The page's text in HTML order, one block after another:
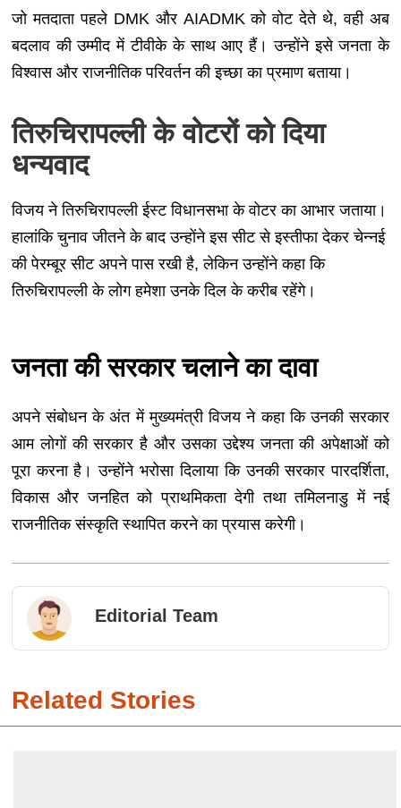
जो मतदाता पहले DMK और AIADMK को वोट देते थे, वही अब
बदलाव की उम्मीद में टीवीके के साथ आए हैं। उन्होंने इसे जनता के
विश्वास और राजनीतिक परिवर्तन की इच्छा का प्रमाण बताया।
तिरुचिरापल्ली के वोटरों को दिया
धन्यवाद
विजय ने तिरुचिरापल्ली ईस्ट विधानसभा के वोटर का आभार जताया।
हालांकि चुनाव जीतने के बाद उन्होंने इस सीट से इस्तीफा देकर चेन्नई
की पेरम्बूर सीट अपने पास रखी है, लेकिन उन्होंने कहा कि
तिरुचिरापल्ली के लोग हमेशा उनके दिल के करीब रहेंगे।
जनता की सरकार चलाने का दावा
अपने संबोधन के अंत में मुख्यमंत्री विजय ने कहा कि उनकी सरकार
आम लोगों की सरकार है और उसका उद्देश्य जनता की अपेक्षाओं को
पूरा करना है। उन्होंने भरोसा दिलाया कि उनकी सरकार पारदर्शिता,
विकास और जनहित को प्राथमिकता देगी तथा तमिलनाडु में नई
राजनीतिक संस्कृति स्थापित करने का प्रयास करेगी।
Editorial Team
Related Stories